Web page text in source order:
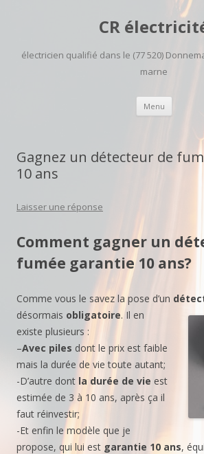
CR
électricien qualifié dans le (77 520)
marne
Menu
Gagnez un détecteur de
10 ans
Laisser une réponse
Comment gagner un
fumée garantie 10 ans?
Comme vous le savez la pose d’un
désormais obligatoire. Il en
existe plusieurs :
–Avec piles dont le prix est faible
mais la durée de vie toute autant;
-D’autre dont la durée de vie est
estimée de 3 à 10 ans, après ça il
faut réinvestir;
-Et enfin le modèle que je
propose, qui lui est garantie 10 ans,